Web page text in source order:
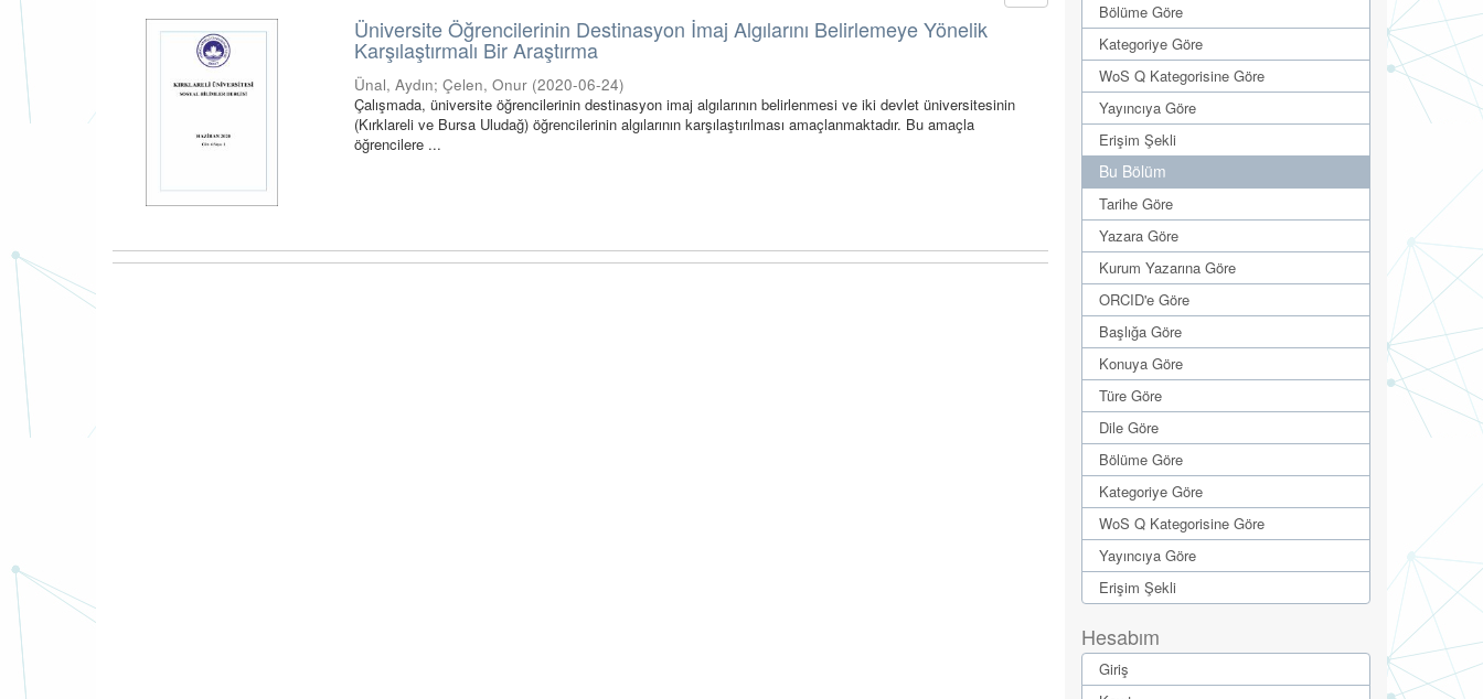
Üniversite Öğrencilerinin Destinasyon İmaj Algılarını Belirlemeye Yönelik
Karşılaştırmalı Bir Araştırma
Ünal, Aydın;Çelen, Onur (2020-06-24)
Çalışmada, üniversite öğrencilerinin destinasyon imaj algılarının belirlenmesi ve iki devlet üniversitesinin
(Kırklareli ve Bursa Uludağ) öğrencilerinin algılarının karşılaştırılması amaçlanmaktadır. Bu amaçla
öğrencilere ...
Bölüme Göre
Kategoriye Göre
WoS Q Kategorisine Göre
Yayıncıya Göre
Erişim Şekli
Bu Bölüm
Tarihe Göre
Yazara Göre
Kurum Yazarına Göre
ORCID'e Göre
Başlığa Göre
Konuya Göre
Türe Göre
Dile Göre
Bölüme Göre
Kategoriye Göre
WoS Q Kategorisine Göre
Yayıncıya Göre
Erişim Şekli
Hesabım
Giriş